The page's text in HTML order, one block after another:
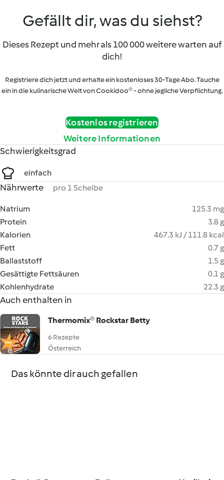
Gefällt dir, was du siehst?
Dieses Rezept und mehr als 100 000 weitere warten auf
dich!
Registriere dich jetzt und erhalte ein kostenloses 30-Tage Abo. Tauche
ein in die kulinarische Welt von Cookidoo® - ohne jegliche Verpflichtung.
Kostenlos registrieren
Weitere Informationen
Schwierigkeitsgrad
einfach
Nährwerte pro 1 Scheibe
Natrium
125.3 mg
Protein
3.8 g
Kalorien
467.3 kJ / 111.8 kcal
Fett
0.7 g
Ballaststoff
1.5 g
Gesättigte Fettsäuren
0.1 g
Kohlenhydrate
22.3 g
Auch enthalten in
Thermomix® Rockstar Betty
6 Rezepte
Österreich
Das könnte dir auch gefallen